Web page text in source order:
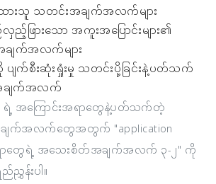
ားသူ သတင်းအချက်အလက်များ
ြားသော အကူးအပြောင်းများ၏
ျက်အလက်များ
ပျက်စီးဆုံးရှုံးမှု သတင်းပို့ခြင်းနဲ့ပတ်သက်
ျက်အလက်
ရဲ့ အကြောင်းအရာတွေနဲ့ပတ်သက်တဲ့
က်အလက်တွေအတွက် "application
ာတွေရဲ့ အသေးစိတ်အချက်အလက် ၃-၂" ကို
ညွှန်းပါ။